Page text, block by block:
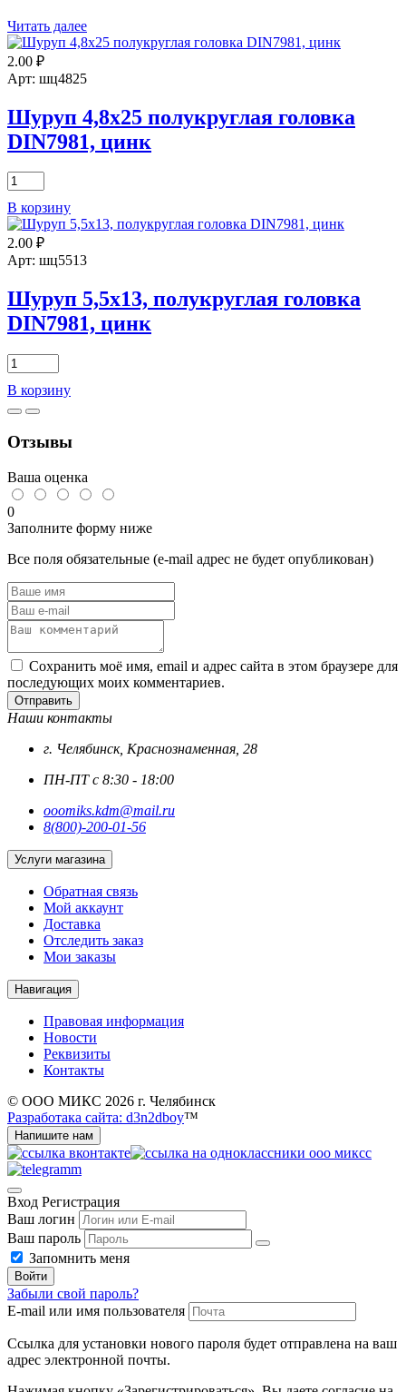
Читать далее
2.00 ₽
Арт: шц4825
Шуруп 4,8х25 полукруглая головка
DIN7981, цинк
Количество
товара
Шуруп
4,8х25
полукруглая
головка
цинк
В корзину
2.00 ₽
Арт: шц5513
Шуруп 5,5х13, полукруглая головка
DIN7981, цинк
Количество
товара
Шуруп
5,5х13,
головка
цинк
В корзину
Отзывы
Ваша оценка
0
Заполните форму ниже
Все поля обязательные (e-mail адрес не будет опубликован)
Сохранить моё имя, email и адрес сайта в этом браузере для
последующих моих комментариев.
Отправить
Наши контакты
г. Челябинск, Краснознаменная, 28
ПН-ПТ с 8:30 - 18:00
ooomiks.kdm@mail.ru
8(800)-200-01-56
Услуги магазина
Обратная связь
Мой аккаунт
Доставка
Отследить заказ
Мои заказы
Навигация
Правовая информация
Новости
Реквизиты
Контакты
© ООО МИКС 2026 г. Челябинск
Разработака сайта: d3n2dboy™
Напишите нам
Вход Регистрация
Ваш логин
Ваш пароль
Запомнить меня
Войти
Забыли свой пароль?
E-mail или имя пользователя
Ссылка для установки нового пароля будет отправлена ​​на ваш
адрес электронной почты.